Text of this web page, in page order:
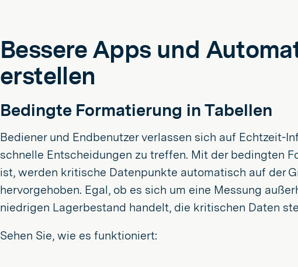
Bessere Apps und
erstellen
Bedingte Formatierung in Tabellen
Bediener und Endbenutzer verlassen sich auf Echtzeit-
schnelle Entscheidungen zu treffen. Mit der bedingten
ist, werden kritische Datenpunkte automatisch auf der
hervorgehoben. Egal, ob es sich um eine Messung
niedrigen Lagerbestand handelt, die kritischen Daten
Sehen Sie, wie es funktioniert: